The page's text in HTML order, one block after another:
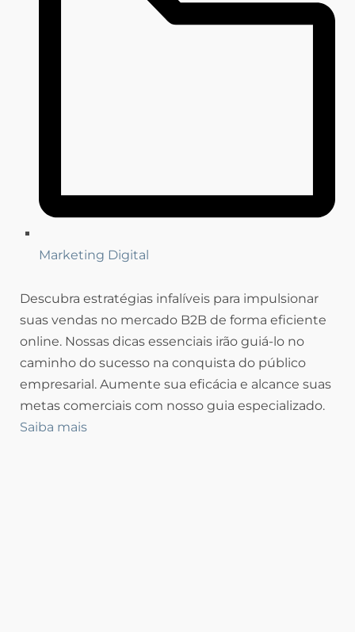
Marketing Digital
Descubra estratégias infalíveis para impulsionar
suas vendas no mercado B2B de forma eficiente
online. Nossas dicas essenciais irão guiá-lo no
caminho do sucesso na conquista do público
empresarial. Aumente sua eficácia e alcance suas
metas comerciais com nosso guia especializado.
Saiba mais